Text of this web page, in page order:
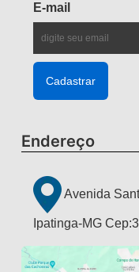
E-mail
Endereço
Avenida
Ipatinga-MG